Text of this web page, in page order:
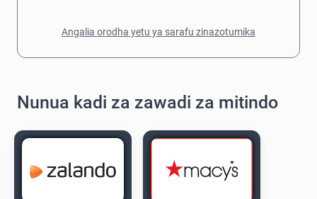
Angalia orodha yetu ya sarafu zinazotumika
Nunua kadi za zawadi za mitindo